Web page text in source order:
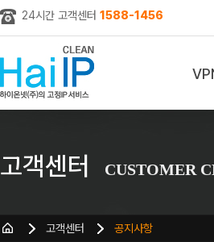
24시간 고객센터 1588-1456
고객센터 CUSTOMER
고객센터 공지사항